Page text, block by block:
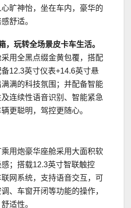
旷神怡，坐在车内，豪华的
舒适。
，玩转全场景皮卡车生活。
用全黑点缀金黄包覆，搭配
12.3英寸仪表+14.6英寸悬
满的科技氛围；并配备智能
连续性语音识别、智能紧急
更聪明，驾控更随心。
用炮豪华座舱采用大面积软
；搭载12.3英寸智联触控
网系统，支持语音交互，可
、车窗开闭等功能的操作，
适性。